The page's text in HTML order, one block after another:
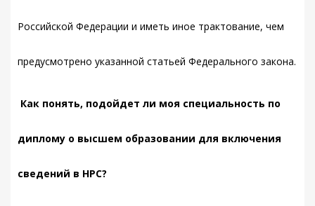
Российской Федерации и иметь иное трактование, чем
предусмотрено указанной статьей Федерального закона.
Как понять, подойдет ли моя специальность по
диплому о высшем образовании для включения
сведений в НРС?